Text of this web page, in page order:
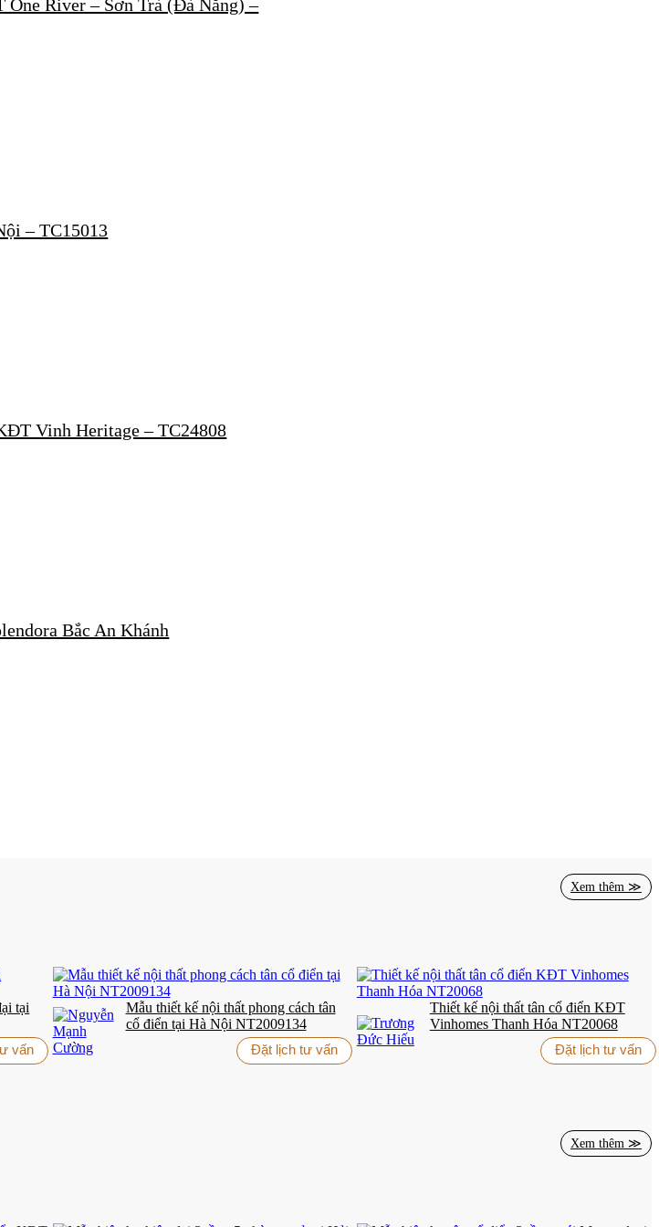
không bị lỗi thời. Đồng thời, các vật liệu sử dụng trong thi
thi công đến hoàn thiện, tất cả đều được thực hiện đồng
đóng vai trò quan trọng trong việc nâng cao chất lượng
mô lớn như resort, khách sạn. Mỗi công trình đều được
với nhu cầu của bạn. Đội ngũ chuyên gia luôn sẵn sàng
uy tín trong lĩnh vực thi công xây dựng, mang đến những
River – Sơn Trà (Đà Nẵng) –
– TC15013
Vinh Heritage – TC24808
Bắc An Khánh
Xem thêm ≫
tại
vấn
Mẫu thiết kế nội thất phong cách tân
cổ điển tại Hà Nội NT2009134
Đặt lịch tư vấn
Thiết kế nội thất tân cổ điển KĐT
Vinhomes Thanh Hóa NT20068
Đặt lịch tư vấn
Xem thêm ≫